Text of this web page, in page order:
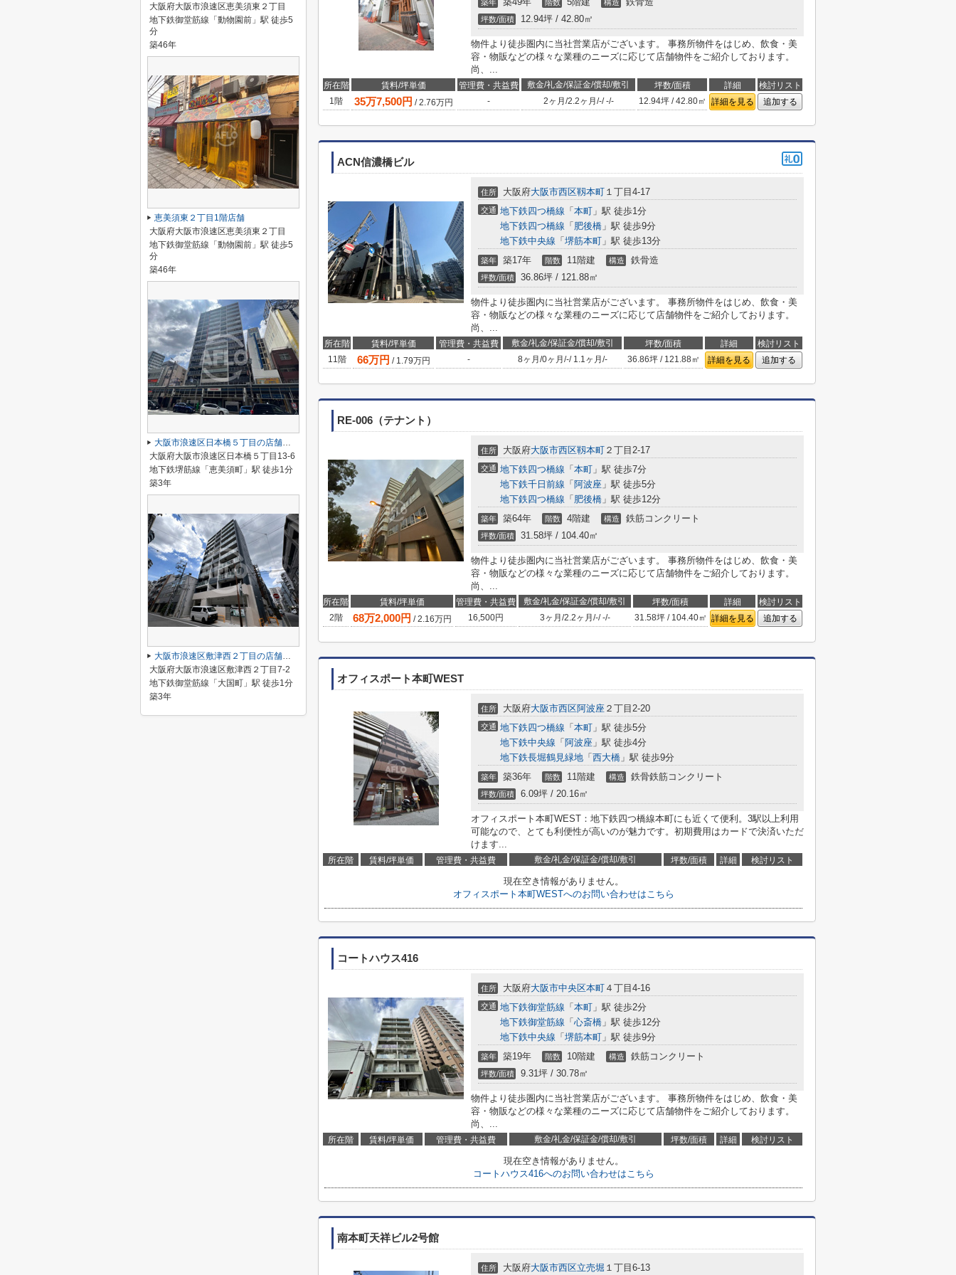
築年 階数 構造
坪数/面積 12.94坪 / 42.80㎡
物件より徒歩圏内に当社営業店がございます。 事務所物件をはじめ、飲食・美
容・物販などの様々な業種のニーズに応じて店舗物件をご紹介しております。
尚、...
所在階 賃料/坪単価 管理費・共益費 敷金/礼金/保証金/償却/敷引 坪数/面積 詳細
検討リスト
1階
35万7,500円 /2.76万円 - 2ヶ月 /2.2ヶ月 /-/-/- 12.94坪 / 42.80㎡ 詳細を見る 追加する
ACN信濃橋ビル
住所 大阪府大阪市西区靱本町 １丁目4-17
交通 地下鉄四つ橋線 「 本町 」駅 徒歩1分
地下鉄四つ橋線 「 肥後橋 」駅 徒歩9分
地下鉄中央線 「 堺筋本町 」駅 徒歩13分
築年 築17年 階数 11階建 構造 鉄骨造
坪数/面積 36.86坪 / 121.88㎡
物件より徒歩圏内に当社営業店がございます。 事務所物件をはじめ、飲食・美
容・物販などの様々な業種のニーズに応じて店舗物件をご紹介しております。
尚、...
所在階 賃料/坪単価 管理費・共益費 敷金/礼金/保証金/償却/敷引 坪数/面積 詳細
検討リスト
11階
66万円 / 1.79万円 - 8ヶ月 /0ヶ月 /-/ 1.1ヶ月 /- 36.86坪 / 121.88㎡ 詳細を見る 追加する
RE-006（テナント）
住所 大阪府大阪市西区靱本町 ２丁目2-17
交通 地下鉄四つ橋線 「 本町 」駅 徒歩7分
地下鉄千日前線 「 阿波座 」駅 徒歩5分
地下鉄四つ橋線 「 肥後橋 」駅 徒歩12分
築年 築64年 階数 4階建 構造 鉄筋コンクリート
坪数/面積 31.58坪 / 104.40㎡
物件より徒歩圏内に当社営業店がございます。 事務所物件をはじめ、飲食・美
容・物販などの様々な業種のニーズに応じて店舗物件をご紹介しております。
尚、...
所在階 賃料/坪単価 管理費・共益費 敷金/礼金/保証金/償却/敷引 坪数/面積 詳細
検討リスト
2階
68万2,000円 /2.16万円 16,500円 3ヶ月 /2.2ヶ月 /-/-/- 31.58坪 / 104.40㎡ 詳細を見る 追加する
オフィスポート本町WEST
住所 大阪府大阪市西区阿波座 ２丁目2-20
交通 地下鉄四つ橋線 「 本町 」駅 徒歩5分
地下鉄中央線 「 阿波座 」駅 徒歩4分
地下鉄長堀鶴見緑地 「 西大橋 」駅 徒歩9分
築年 築36年 階数 11階建 構造 鉄骨鉄筋コンクリート
坪数/面積 6.09坪 / 20.16㎡
オフィスポート本町WEST：地下鉄四つ橋線本町にも近くて便利。3駅以上利用
可能なので、とても利便性が高いのが魅力です。初期費用はカードで決済いただ
けます...
所在階 賃料/坪単価 管理費・共益費 敷金/礼金/保証金/償却/敷引 坪数/面積 詳細 検討リスト
現在空き情報がありません。
オフィスポート本町WESTへのお問い合わせはこちら
コートハウス416
住所 大阪府大阪市中央区本町 ４丁目4-16
交通 地下鉄御堂筋線 「 本町 」駅 徒歩2分
地下鉄御堂筋線 「 心斎橋 」駅 徒歩12分
地下鉄中央線 「 堺筋本町 」駅 徒歩9分
築年 築19年 階数 10階建 構造 鉄筋コンクリート
坪数/面積 9.31坪 / 30.78㎡
物件より徒歩圏内に当社営業店がございます。 事務所物件をはじめ、飲食・美
容・物販などの様々な業種のニーズに応じて店舗物件をご紹介しております。
尚、...
所在階 賃料/坪単価 管理費・共益費 敷金/礼金/保証金/償却/敷引 坪数/面積 詳細 検討リスト
現在空き情報がありません。
コートハウス416へのお問い合わせはこちら
南本町天祥ビル2号館
住所 大阪府大阪市西区立売堀 １丁目6-13
大阪府大阪市浪速区恵美須東２丁目
地下鉄御堂筋線「動物園前」駅 徒歩5
分
築46年
恵美須東２丁目1階店舗
大阪府大阪市浪速区恵美須東２丁目
地下鉄御堂筋線「動物園前」駅 徒歩5
分
築46年
大阪市浪速区日本橋５丁目の店舗一部
大阪府大阪市浪速区日本橋５丁目13-6
地下鉄堺筋線「恵美須町」駅 徒歩1分
築3年
大阪市浪速区敷津西２丁目の店舗一部
大阪府大阪市浪速区敷津西２丁目7-2
地下鉄御堂筋線「大国町」駅 徒歩1分
築3年